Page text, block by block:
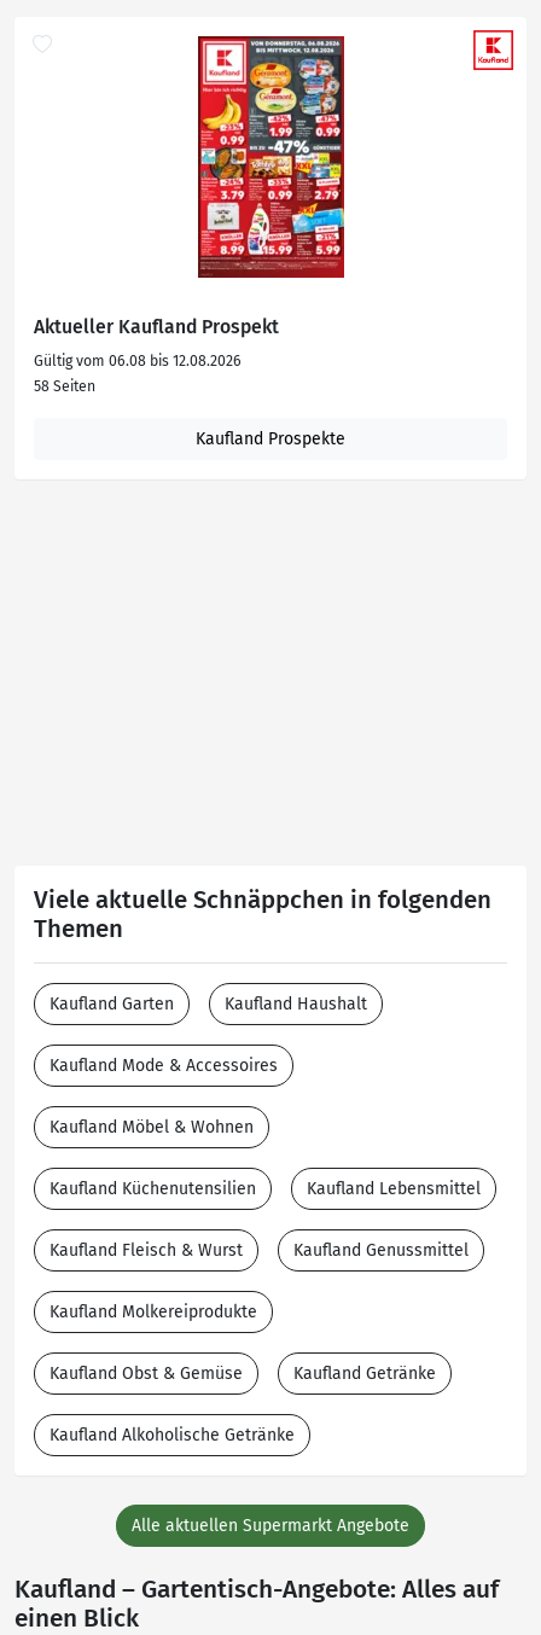
Aktueller Kaufland Prospekt
Gültig vom 06.08 bis 12.08.2026
58 Seiten
Kaufland Prospekte
Viele aktuelle Schnäppchen in folgenden
Themen
Kaufland Garten Kaufland Haushalt
Kaufland Mode & Accessoires
Kaufland Möbel & Wohnen
Kaufland Küchenutensilien Kaufland Lebensmittel
Kaufland Fleisch & Wurst Kaufland Genussmittel
Kaufland Molkereiprodukte
Kaufland Obst & Gemüse Kaufland Getränke
Kaufland Alkoholische Getränke
Alle aktuellen Supermarkt Angebote
Kaufland – Gartentisch-Angebote: Alles auf
einen Blick